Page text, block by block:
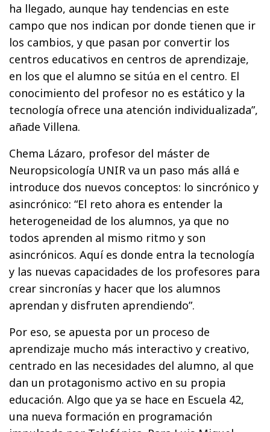
ha llegado, aunque hay tendencias en este
campo que nos indican por donde tienen que ir
los cambios, y que pasan por convertir los
centros educativos en centros de aprendizaje,
en los que el alumno se sitúa en el centro. El
conocimiento del profesor no es estático y la
tecnología ofrece una atención individualizada”,
añade Villena.
Chema Lázaro, profesor del máster de
Neuropsicología UNIR va un paso más allá e
introduce dos nuevos conceptos: lo sincrónico y
asincrónico: “El reto ahora es entender la
heterogeneidad de los alumnos, ya que no
todos aprenden al mismo ritmo y son
asincrónicos. Aquí es donde entra la tecnología
y las nuevas capacidades de los profesores para
crear sincronías y hacer que los alumnos
aprendan y disfruten aprendiendo”.
Por eso, se apuesta por un proceso de
aprendizaje mucho más interactivo y creativo,
centrado en las necesidades del alumno, al que
dan un protagonismo activo en su propia
educación. Algo que ya se hace en Escuela 42,
una nueva formación en programación